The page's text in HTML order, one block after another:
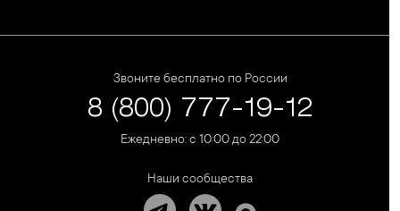
Звоните бесплатно по России
8 (800) 777-19-12
Ежедневно: с 10:00 до 22:00
Наши сообщества